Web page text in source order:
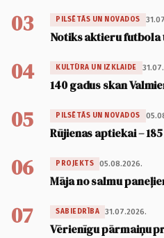
03 PILSĒTĀS UN NOVADOS
Notiks aktieru
04 KULTŪRA UN IZKLAIDE
140 gadus skan
05 PILSĒTĀS UN NOVADOS
Rūjienas aptiekai – 185
06 PROJEKTS 05.08.2026.
Māja no salmu
07 SABIEDRĪBA 31.07.2026.
Vērienīgu pārmaiņu